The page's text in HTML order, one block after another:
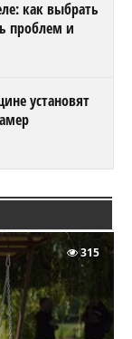
как выбрать
проблем и
установят
315